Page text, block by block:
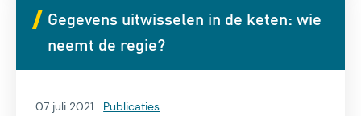
Gegevens uitwisselen in de keten: wie
neemt de regie?
07 juli 2021 Publicaties